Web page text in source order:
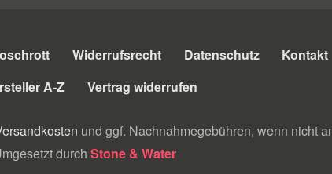
Widerrufsrecht Datenschutz Kontakt
A-Z
Vertrag widerrufen
und ggf. Nachnahmegebühren, wenn nicht
durch Stone & Water